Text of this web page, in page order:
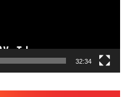
32:34